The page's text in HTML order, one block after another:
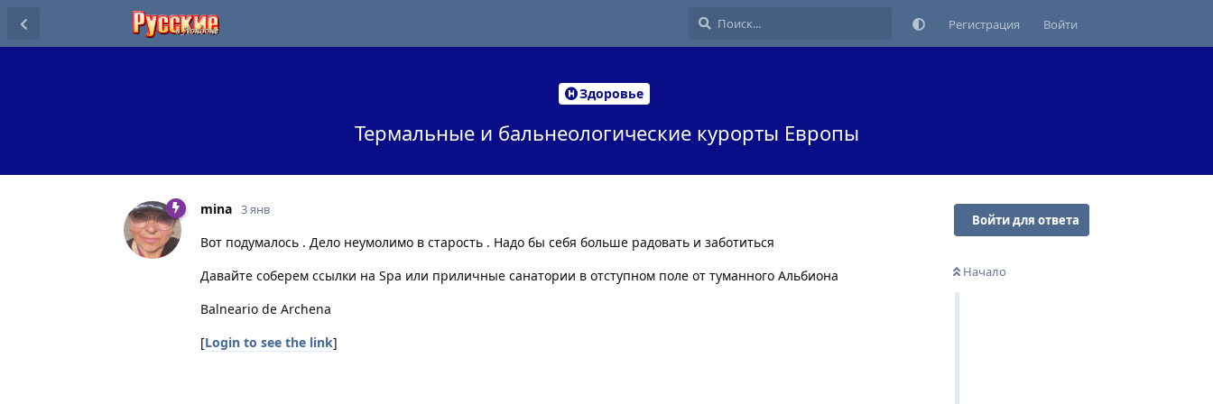
Регистрация Войти
Здоровье
Термальные и бальнеологические курорты Европы
Войти для ответа
Начало
mina 3 янв
Вот подумалось . Дело неумолимо в старость . Надо бы себя больше радовать и заботиться
Давайте соберем ссылки на Spa или приличные санатории в отступном поле от туманного Альбиона
Balneario de Archena
[Login to see the link]